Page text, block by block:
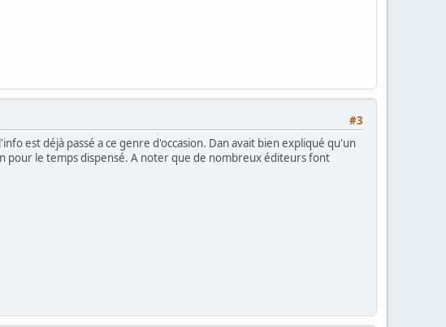
#3
est déjà passé a ce genre d'occasion. Dan avait bien expliqué qu'un
pour le temps dispensé. A noter que de nombreux éditeurs font